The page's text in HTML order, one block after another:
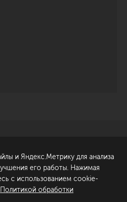
Обсудить проект
6
и Яндекс.Метрику для анализа
его работы. Нажимая
с использованием cookie-
Политикой обработки